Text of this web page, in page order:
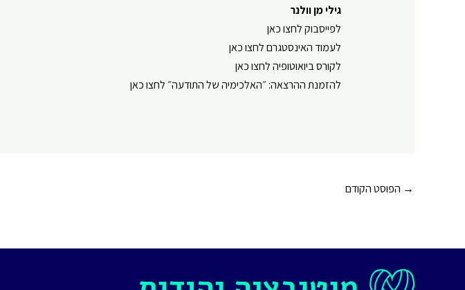
גילי מן וולנר
⁠⁠⁠⁠⁠⁠⁠⁠⁠⁠⁠⁠⁠⁠⁠⁠לפייסבוק לחצו כאן⁠⁠⁠⁠⁠⁠⁠⁠⁠⁠⁠⁠⁠⁠⁠⁠
⁠⁠⁠⁠⁠⁠⁠⁠⁠⁠⁠⁠⁠⁠⁠⁠לעמוד האינסטגרם לחצו כאן⁠⁠⁠⁠⁠⁠⁠⁠⁠⁠⁠⁠⁠⁠⁠⁠
⁠⁠⁠⁠⁠⁠⁠⁠⁠⁠⁠⁠⁠⁠⁠⁠לקורס ביואוטופיה לחצו כאן⁠⁠⁠⁠⁠⁠⁠⁠⁠⁠⁠⁠⁠⁠⁠⁠
⁠⁠⁠⁠⁠⁠⁠⁠⁠⁠⁠⁠⁠⁠⁠⁠להזמנת ההרצאה: ״האלכימיה של התודעה״ לחצו כאן⁠⁠⁠⁠⁠⁠⁠⁠⁠⁠⁠⁠⁠⁠⁠⁠
Post→ הפוסט הקודם